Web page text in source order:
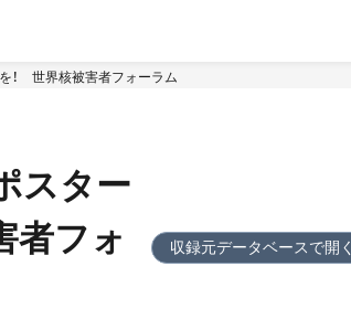
！ 世界核被害者フォーラム
スター
者フォ
収録元データベースで開く